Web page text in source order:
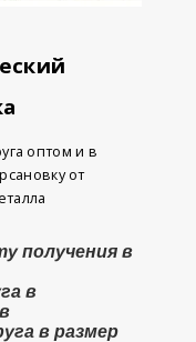
оптом и в
от
получения в
в
в размер